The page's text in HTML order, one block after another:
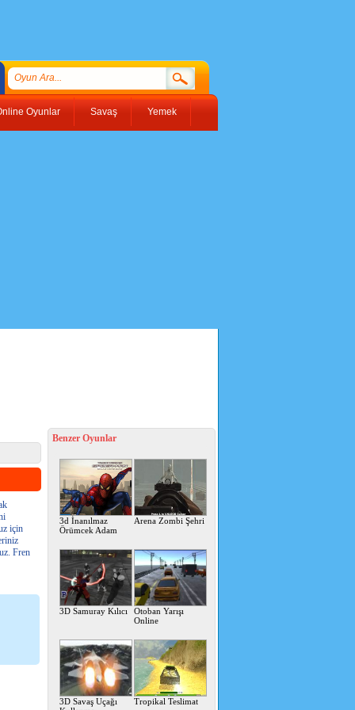
Oyunlar Savaş Yemek
için
Fren
Benzer Oyunlar
3d İnanılmaz
Örümcek Adam
Arena Zombi Şehri
3D Samuray Kılıcı
Otoban Yarışı
Online
3D Savaş Uçağı
Tropikal Teslimat